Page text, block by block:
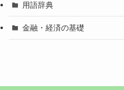
用語辞典
金融・経済の基礎